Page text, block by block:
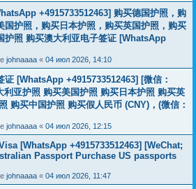
+4915733512463] 购买德国护照，购
国护照，购买日本护照，购买英国护照，购买
护照 购买澳大利亚电子签证 [WhatsApp
johnaaaa « 04 июл 2026, 14:10
证 [WhatsApp +4915733512463] [微信：
亚护照 购买美国护照 购买日本护照 购买英
购买中国护照 购买假人民币 (CNY)，(微信：
johnaaaa « 04 июл 2026, 12:15
[WhatsApp +4915733512463] [WeChat;
Passport Purchase US passports
johnaaaa « 04 июл 2026, 11:47